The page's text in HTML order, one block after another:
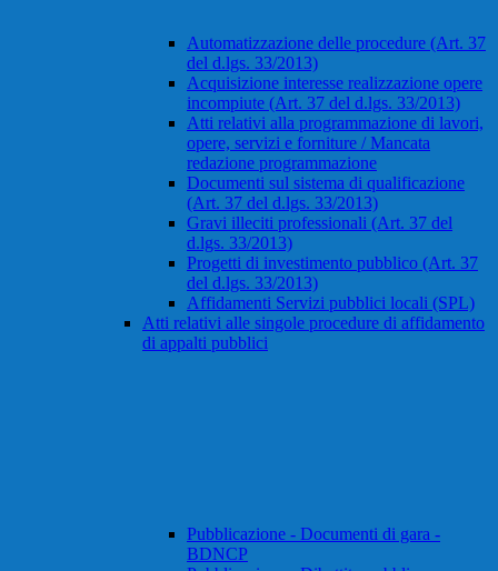
Automatizzazione delle procedure (Art. 37
del d.lgs. 33/2013)
Acquisizione interesse realizzazione opere
incompiute (Art. 37 del d.lgs. 33/2013)
Atti relativi alla programmazione di lavori,
opere, servizi e forniture / Mancata
redazione programmazione
Documenti sul sistema di qualificazione
(Art. 37 del d.lgs. 33/2013)
Gravi illeciti professionali (Art. 37 del
d.lgs. 33/2013)
Progetti di investimento pubblico (Art. 37
del d.lgs. 33/2013)
Affidamenti Servizi pubblici locali (SPL)
Atti relativi alle singole procedure di affidamento
di appalti pubblici
Pubblicazione - Documenti di gara -
BDNCP